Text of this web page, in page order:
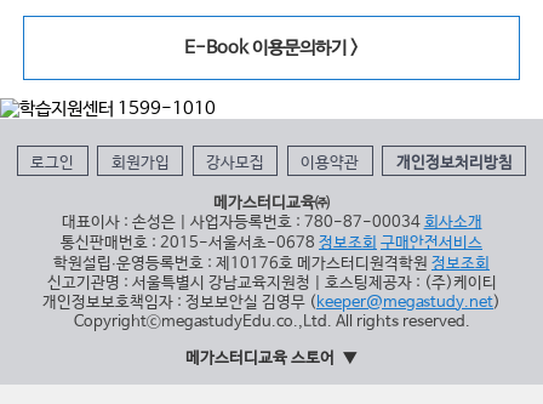
E-Book 이용문의하기 >
로그인 회원가입 강사모집 이용약관 개인정보처리방침
메가스터디교육㈜
대표이사 : 손성은 | 사업자등록번호 : 780-87-00034 회사소개
통신판매번호 : 2015-서울서초-0678 정보조회 구매안전서비스
학원설립∙운영등록번호 : 제10176호 메가스터디원격학원 정보조회
신고기관명 : 서울특별시 강남교육지원청 | 호스팅제공자 : (주)케이티
개인정보보호책임자 : 정보보안실 김영무 (keeper@megastudy.net)
CopyrightⓒmegastudyEdu.co.,Ltd. All rights reserved.
메가스터디교육 스토어